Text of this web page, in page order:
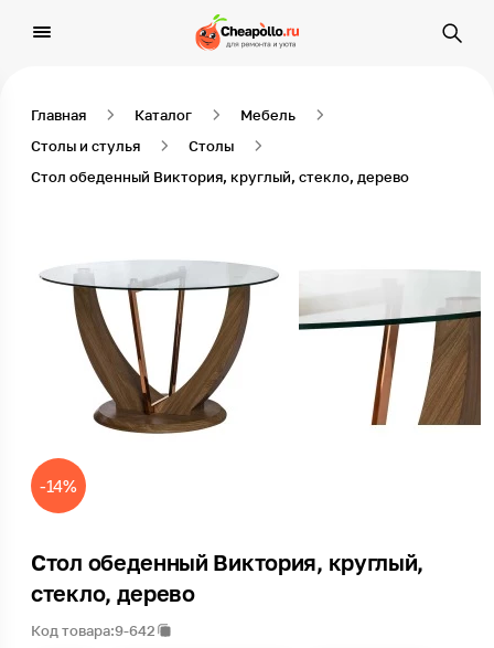
Главная Каталог
Мебель
Столы и стулья
Столы
Стол обеденный Виктория, круглый, стекло, дерево
-14%
Стол обеденный Виктория, круглый,
стекло, дерево
Код товара:9-642